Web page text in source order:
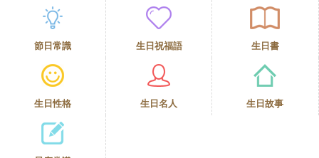
節日常識 生日祝福語 生日書
生日性格 生日名人 生日故事